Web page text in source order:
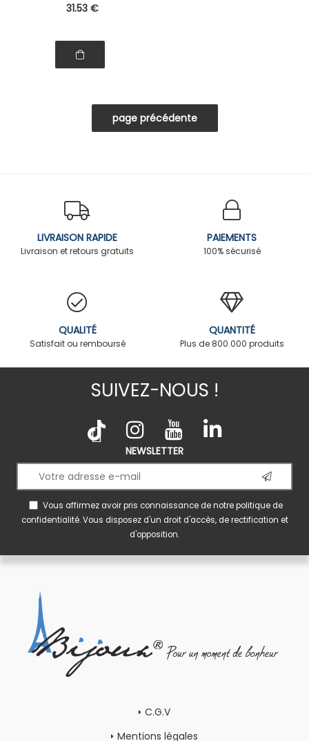
31.53 €
LIVRAISON RAPIDE
Livraison et retours gratuits
PAIEMENTS
100% sécurisé
QUALITÉ
Satisfait ou remboursé
QUANTITÉ
Plus de 800.000 produits
SUIVEZ-NOUS !
NEWSLETTER
Vous affirmez avoir pris connaissance de notrepolitique de
confidentialité. Vous disposez d'un droit d'accès, de rectification et
d'opposition.
C.G.V
Mentions légales